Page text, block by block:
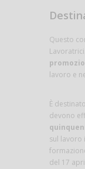
Questo
lavoro e
È
devono
sul lavoro
del 17